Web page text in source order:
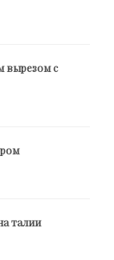
вырезом с
талии